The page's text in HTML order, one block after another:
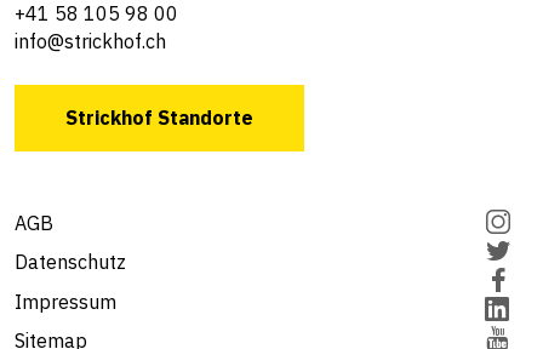
+41 58 105 98 00
info@strickhof.ch
Strickhof Standorte
AGB
Datenschutz
Impressum
Sitemap